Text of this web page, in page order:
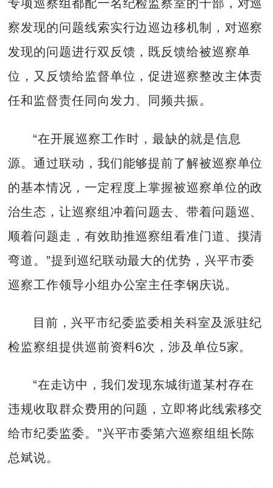
专项巡察组都配一名纪检监察室的干部，对巡
察发现的问题线索实行边巡边移机制，对巡察
发现的问题进行双反馈，既反馈给被巡察单
位，又反馈给监督单位，促进巡察整改主体责
任和监督责任同向发力、同频共振。
“在开展巡察工作时，最缺的就是信息
源。通过联动，我们能够提前了解被巡察单位
的基本情况，一定程度上掌握被巡察单位的政
治生态，让巡察组冲着问题去、带着问题巡、
顺着问题走，有效助推巡察组看准门道、摸清
弯道。”提到巡纪联动最大的优势，兴平市委
巡察工作领导小组办公室主任李钢庆说。
目前，兴平市纪委监委相关科室及派驻纪
检监察组提供巡前资料6次，涉及单位5家。
“在走访中，我们发现东城街道某村存在
违规收取群众费用的问题，立即将此线索移交
给市纪委监委。”兴平市委第六巡察组组长陈
总斌说。